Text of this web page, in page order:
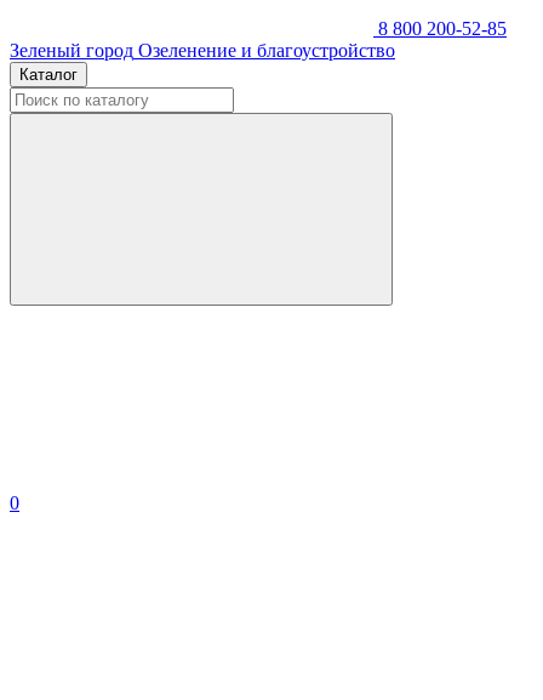
8 800 200-52-85
Зеленый город Озеленение и благоустройство
Каталог
0